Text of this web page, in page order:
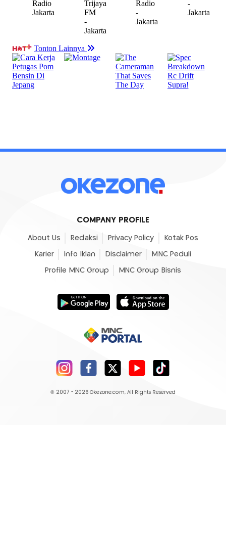
COMPANY PROFILE
About Us Redaksi Privacy Policy Kotak Pos
Karier Info Iklan Disclaimer MNC Peduli
Profile MNC Group MNC Group Bisnis
© 2007 - 2026 Okezone.com, All Rights Reserved